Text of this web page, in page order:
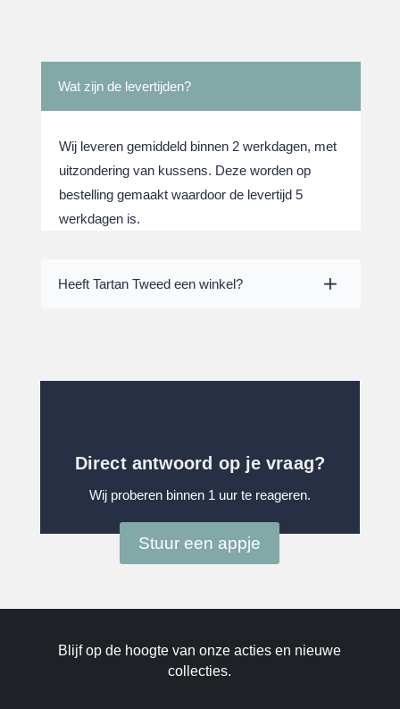
Wat zijn de levertijden?
Wij leveren gemiddeld binnen 2 werkdagen, met
uitzondering van kussens. Deze worden op
bestelling gemaakt waardoor de levertijd 5
werkdagen is.
Heeft Tartan Tweed een winkel?
Direct antwoord op je vraag?
Wij proberen binnen 1 uur te reageren.
Stuur een appje
Blijf op de hoogte van onze acties en nieuwe
collecties.